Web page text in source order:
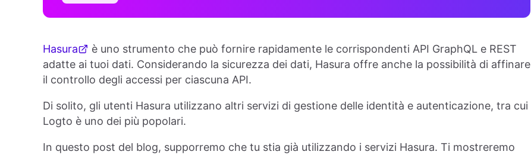
Hasura
è uno strumento che può fornire rapidamente le corrispondenti API GraphQL e REST
adatte ai tuoi dati. Considerando la sicurezza dei dati, Hasura offre anche la possibilità di affinare
il controllo degli accessi per ciascuna API.
Di solito, gli utenti Hasura utilizzano altri servizi di gestione delle identità e autenticazione, tra cui
Logto è uno dei più popolari.
In questo post del blog, supporremo che tu stia già utilizzando i servizi Hasura. Ti mostreremo